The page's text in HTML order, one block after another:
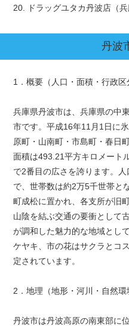
20. ドラッグユタカ丹波店（
丹波
1．概要（人口・面積・行政区
兵庫県丹波市は、兵庫県の中
市です。平成16年11月1日に
原町・山南町・市島町・春日
面積は493.21平方キロメート
で2番目の広さを誇ります。人
で、世帯数は約2万5千世帯と
町成松に置かれ、各支所が旧
山陰を結ぶ交通の要衝として
が調和した魅力的な地域とし
ケヤキ、市の花はサクラとコ
定されています。
2．地理（地形・河川・自然環
丹波市は丹波高原の南東部に